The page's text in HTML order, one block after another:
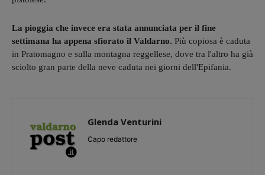
La pioggia che invece era stata annunciata per il fine
settimana ha appena sfiorato il Valdarno. Più copiosa è caduta
in Pratomagno e sulla montagna reggellese, dove tra l'altro ha già
sciolto gran parte della neve caduta nei giorni dell'Epifania.
Glenda Venturini
Capo redattore